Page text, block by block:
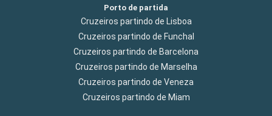
Porto de partida
Cruzeiros partindo de Lisboa
Cruzeiros partindo de Funchal
Cruzeiros partindo de Barcelona
Cruzeiros partindo de Marselha
Cruzeiros partindo de Veneza
Cruzeiros partindo de Miam